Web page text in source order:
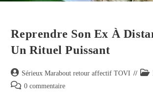
Reprendre Son Ex À
Un Rituel Puissant
Sérieux Marabout retour affectif TOVI
0 commentaire